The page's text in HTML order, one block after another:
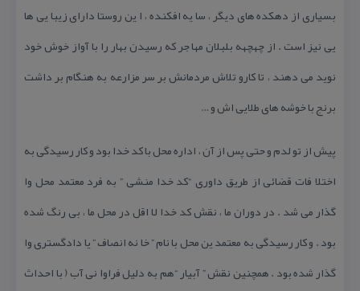
بسیاری از دهكده های دیگر ، سا یه افكنده ، ا ین روستا دارای زیبا یی ها
یی نیز است . از چهچهه بلبلان مها جر كه رسیدن بهار را با آواز خوش خود
نوید می دهند ، تا كارو تلاش مردمانش بر سر مزارعه به هنگام بر داشت
برنج با خوشه های طلایی اش و …
پیش از تو لدم و حتی پس از آن ، اداره محل با كد خدا بود و كار رسیدگی به
اختلا فات قضائی از طریق داوری “كد خدا منشی ” به فرد معتمد محل وا
گذار می شد . در دوران ما ، نقش كد خدا لا اقل در محل ما ، بی رنگ شده
بود . و كار رسیدگی به معتمد ین محل با نام ” خا نه انصاف ” یا دادگستری وا
گذار شده بود . همچنین نقش ” آبیار “هم به دلیل فراوا نی آب ( با احداث